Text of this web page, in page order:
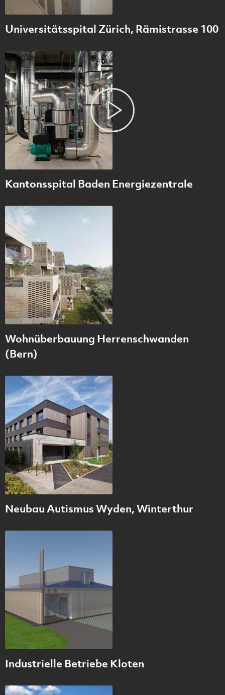
Universitätsspital Zürich, Rämistrasse 100
Kantonsspital Baden Energiezentrale
Wohnüberbauung Herrenschwanden
(Bern)
Neubau Autismus Wyden, Winterthur
Industrielle Betriebe Kloten